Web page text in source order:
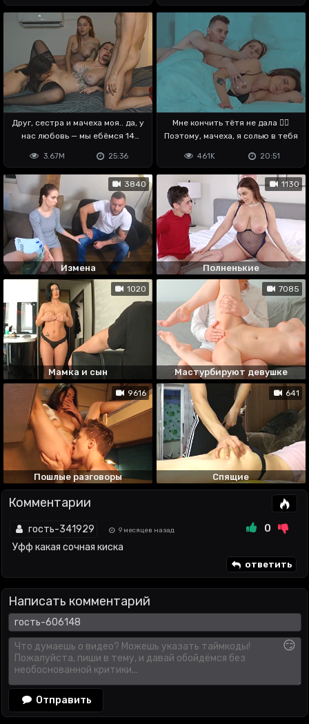
Друг, сестра и мачеха моя.. да, у
нас любовь — мы ебёмся 14
25:36
3.67M
Мне кончить тётя не дала 🤷‍♂️
Поэтому, мачеха, я солью в тебя
20:51
461K
3840
Измена
1130
Полненькие
1020
Мамка и сын
7085
Мастурбируют девушке
9616
Пошлые разговоры
641
Спящие
Комментарии
гость-341929 9 месяцев назад 0
Уфф какая сочная киска
ответить
Написать комментарий
😏
Отправить